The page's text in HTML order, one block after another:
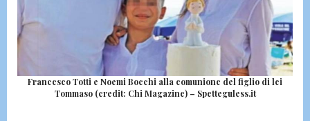
Francesco Totti e Noemi Bocchi alla comunione del figlio di lei
Tommaso (credit: Chi Magazine) – Spetteguless.it